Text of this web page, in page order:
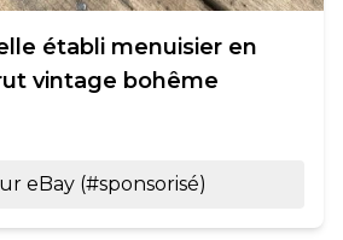
établi menuisier en
vintage bohême
eBay (#sponsorisé)